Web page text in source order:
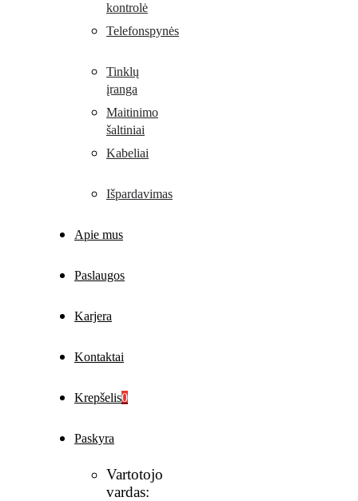
kontrolė
Telefonspynės
Tinklų
įranga
Maitinimo
šaltiniai
Kabeliai
Išpardavimas
Apie mus
Paslaugos
Karjera
Kontaktai
Krepšelis0
Paskyra
Vartotojo
vardas: